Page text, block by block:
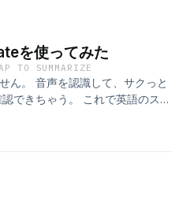
を使ってみた
TO SUMMARIZE
ん。 音声を認識して、サクっと
できちゃう。 これで英語のスピ
：レファレンス] [バージョン：
プレビューで見る]